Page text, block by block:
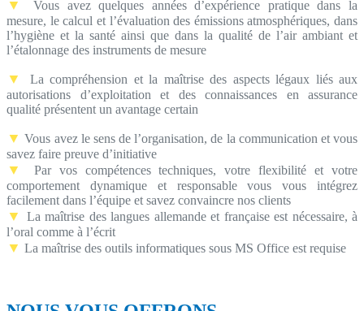
▼
Vous avez quelques années d’expérience pratique dans la
mesure, le calcul et l’évaluation des émissions atmosphériques, dans
l’hygiène et la santé ainsi que dans la qualité de l’air ambiant et
l’étalonnage des instruments de mesure
▼
La compréhension et la maîtrise des aspects légaux liés aux
autorisations d’exploitation et des connaissances en assurance
qualité présentent un avantage certain
▼ Vous avez le sens de l’organisation, de la communication et vous
savez faire preuve d’initiative
▼
Par vos compétences techniques, votre flexibilité et votre
comportement dynamique et responsable vous vous intégrez
facilement dans l’équipe et savez convaincre nos clients
▼
La maîtrise des langues allemande et française est nécessaire, à
l’oral comme à l’écrit
▼ La maîtrise des outils informatiques sous MS Office est requise